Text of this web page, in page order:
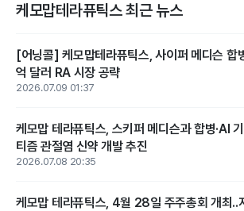
케모맙테라퓨틱스 최근 뉴스
[어닝콜] 케모맙테라퓨틱스, 사이퍼 메디슨
억 달러 RA 시장 공략
2026.07.09 01:37
케모맙 테라퓨틱스, 스키퍼 메디슨과 합병·AI
티즘 관절염 신약 개발 추진
2026.07.08 20:35
케모맙 테라퓨틱스, 4월 28일 주주총회 개최..